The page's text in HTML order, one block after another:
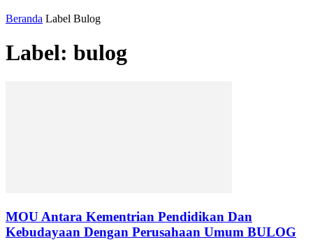
Beranda Label Bulog
Label: bulog
MOU Antara Kementrian Pendidikan Dan
Kebudayaan Dengan Perusahaan Umum BULOG